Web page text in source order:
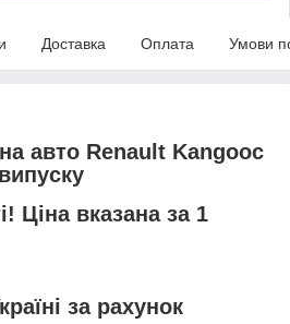
Доставка Оплата Умови
авто Renault Kangooс
Ціна вказана за 1
за рахунок